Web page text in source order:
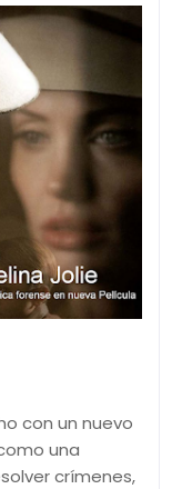
con un nuevo
una
crímenes,